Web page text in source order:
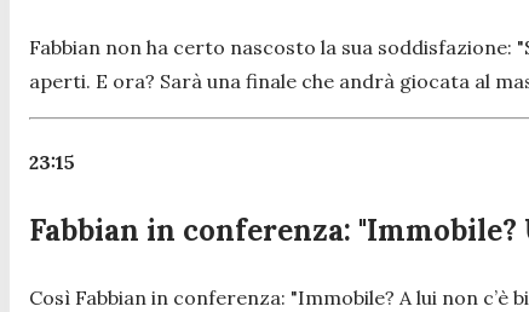
Fabbian non ha certo nascosto la sua soddisfazione:
aperti. E ora? Sarà una finale che andrà giocata al
23:15
Fabbian in conferenza: "Immobile?
Così Fabbian in conferenza: "Immobile? A lui non c’è